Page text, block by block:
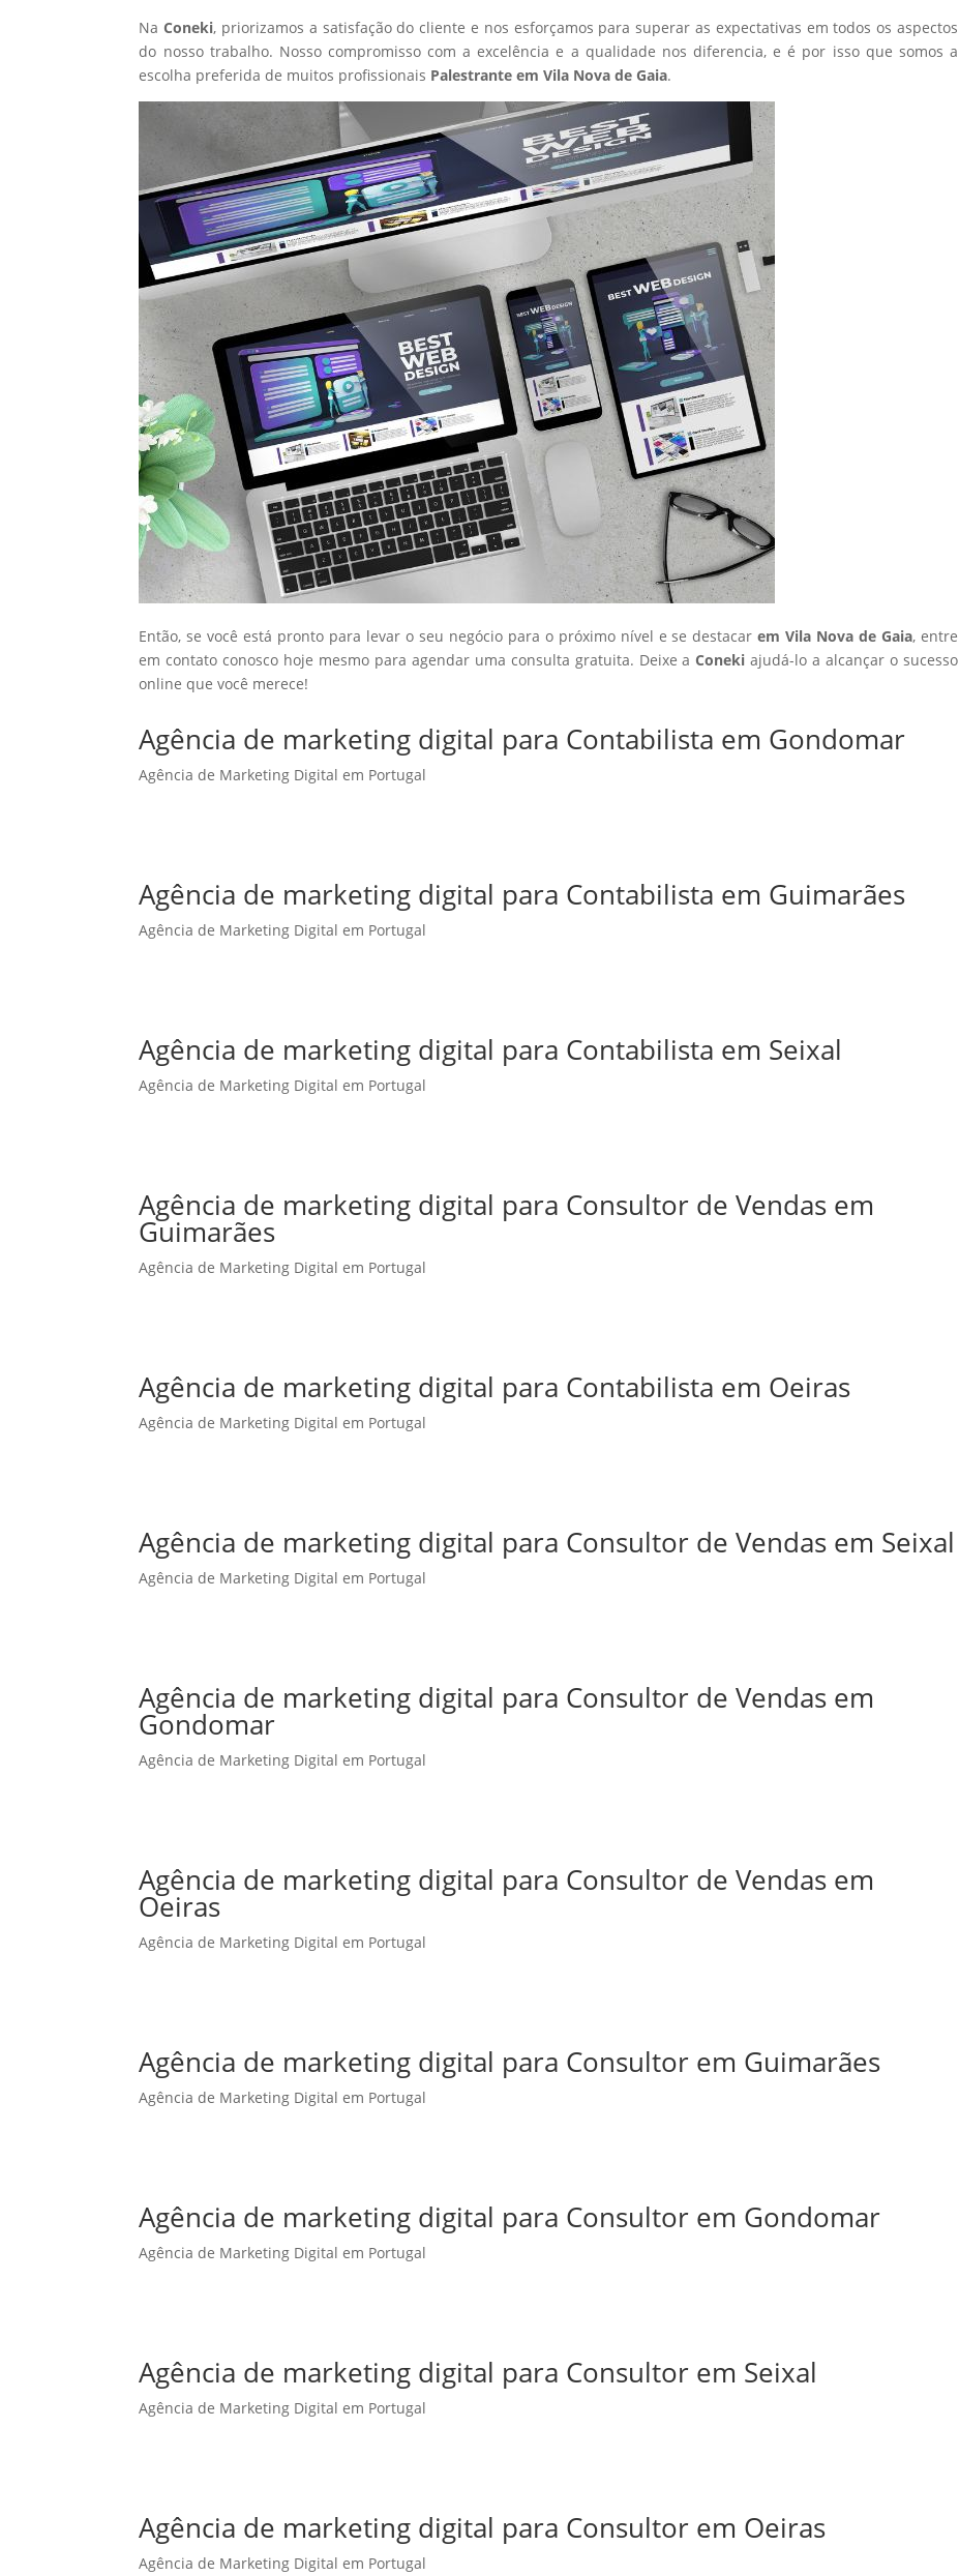
NaConeki, priorizamos a satisfação do cliente e nos esforçamos para superar as expectativas em todos os aspectos
do nosso trabalho. Nosso compromisso com a excelência e a qualidade nos diferencia, e é por isso que somos a
escolha preferida de muitos profissionais Palestrante em Vila Nova de Gaia.
Então, se você está pronto para levar o seu negócio para o próximo nível e se destacarem Vila Nova de Gaia, entre
em contato conosco hoje mesmo para agendar uma consulta gratuita. Deixe aConeki ajudá-lo a alcançar o sucesso
online que você merece!
Agência de marketing digital para Contabilista em Gondomar
Agência de Marketing Digital em Portugal
Agência de marketing digital para Contabilista em Guimarães
Agência de Marketing Digital em Portugal
Agência de marketing digital para Contabilista em Seixal
Agência de Marketing Digital em Portugal
Agência de marketing digital para Consultor de Vendas em
Guimarães
Agência de Marketing Digital em Portugal
Agência de marketing digital para Contabilista em Oeiras
Agência de Marketing Digital em Portugal
Agência de marketing digital para Consultor de Vendas em Seixal
Agência de Marketing Digital em Portugal
Agência de marketing digital para Consultor de Vendas em
Gondomar
Agência de Marketing Digital em Portugal
Agência de marketing digital para Consultor de Vendas em
Oeiras
Agência de Marketing Digital em Portugal
Agência de marketing digital para Consultor em Guimarães
Agência de Marketing Digital em Portugal
Agência de marketing digital para Consultor em Gondomar
Agência de Marketing Digital em Portugal
Agência de marketing digital para Consultor em Seixal
Agência de Marketing Digital em Portugal
Agência de marketing digital para Consultor em Oeiras
Agência de Marketing Digital em Portugal